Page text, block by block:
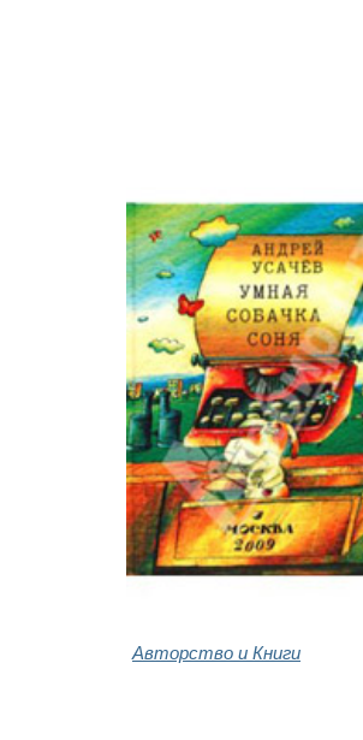
Авторство и Книги